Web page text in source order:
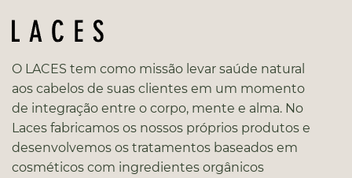
O LACES tem como missão levar saúde natural
aos cabelos de suas clientes em um momento
de integração entre o corpo, mente e alma. No
Laces fabricamos os nossos próprios produtos e
desenvolvemos os tratamentos baseados em
cosméticos com ingredientes orgânicos